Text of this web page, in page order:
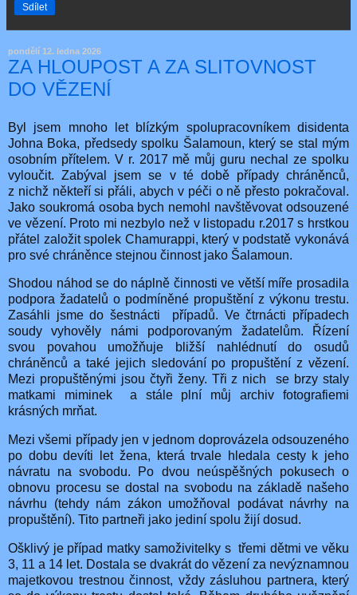
Sdílet
pondělí 12. ledna 2026
ZA HLOUPOST A ZA SLITOVNOST
DO VĚZENÍ
Byl jsem mnoho let blízkým spolupracovníkem disidenta
Johna Boka, předsedy spolku Šalamoun, který se stal mým
osobním přítelem. V r. 2017 mě můj guru nechal ze spolku
vyloučit. Zabýval jsem se v té době případy chráněnců,
z nichž někteří si přáli, abych v péči o ně přesto pokračoval.
Jako soukromá osoba bych nemohl navštěvovat odsouzené
ve vězení. Proto mi nezbylo než v listopadu r.2017 s hrstkou
přátel založit spolek Chamurappi, který v podstatě vykonává
pro své chráněnce stejnou činnost jako Šalamoun.
Shodou náhod se do náplně činnosti ve větší míře prosadila
podpora žadatelů o podmíněné propuštění z výkonu trestu.
Zasáhli jsme do šestnácti případů. Ve čtrnácti případech
soudy vyhověly námi podporovaným žadatelům. Řízení
svou povahou umožňuje bližší nahlédnutí do osudů
chráněnců a také jejich sledování po propuštění z vězení.
Mezi propuštěnými jsou čtyři ženy. Tři z nich se brzy staly
matkami miminek a stále plní můj archiv fotografiemi
krásných mrňat.
Mezi všemi případy jen v jednom doprovázela odsouzeného
po dobu devíti let žena, která trvale hledala cesty k jeho
návratu na svobodu. Po dvou neúspěšných pokusech o
obnovu procesu se dostal na svobodu na základě našeho
návrhu (tehdy nám zákon umožňoval podávat návrhy na
propuštění). Tito partneři jako jediní spolu žijí dosud.
Ošklivý je případ matky samoživitelky s třemi dětmi ve věku
3, 11 a 14 let. Dostala se dvakrát do vězení za nevýznamnou
majetkovou trestnou činnost, vždy zásluhou partnera, který